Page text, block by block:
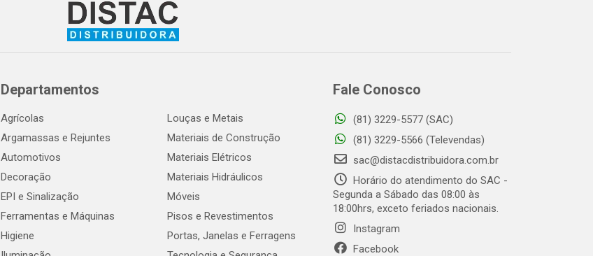
Departamentos
Agrícolas
Argamassas e Rejuntes
Automotivos
Decoração
EPI e Sinalização
Ferramentas e Máquinas
Higiene
Louças e Metais
Materiais de Construção
Materiais Elétricos
Materiais Hidráulicos
Móveis
Pisos e Revestimentos
Portas, Janelas e Ferragens
Fale Conosco
(81) 3229-5577 (SAC)
(81) 3229-5566 (Televendas)
sac@distacdistribuidora.com.br
Horário do atendimento do SAC -
Segunda a Sábado das 08:00 às
18:00hrs, exceto feriados nacionais.
Instagram
Facebook